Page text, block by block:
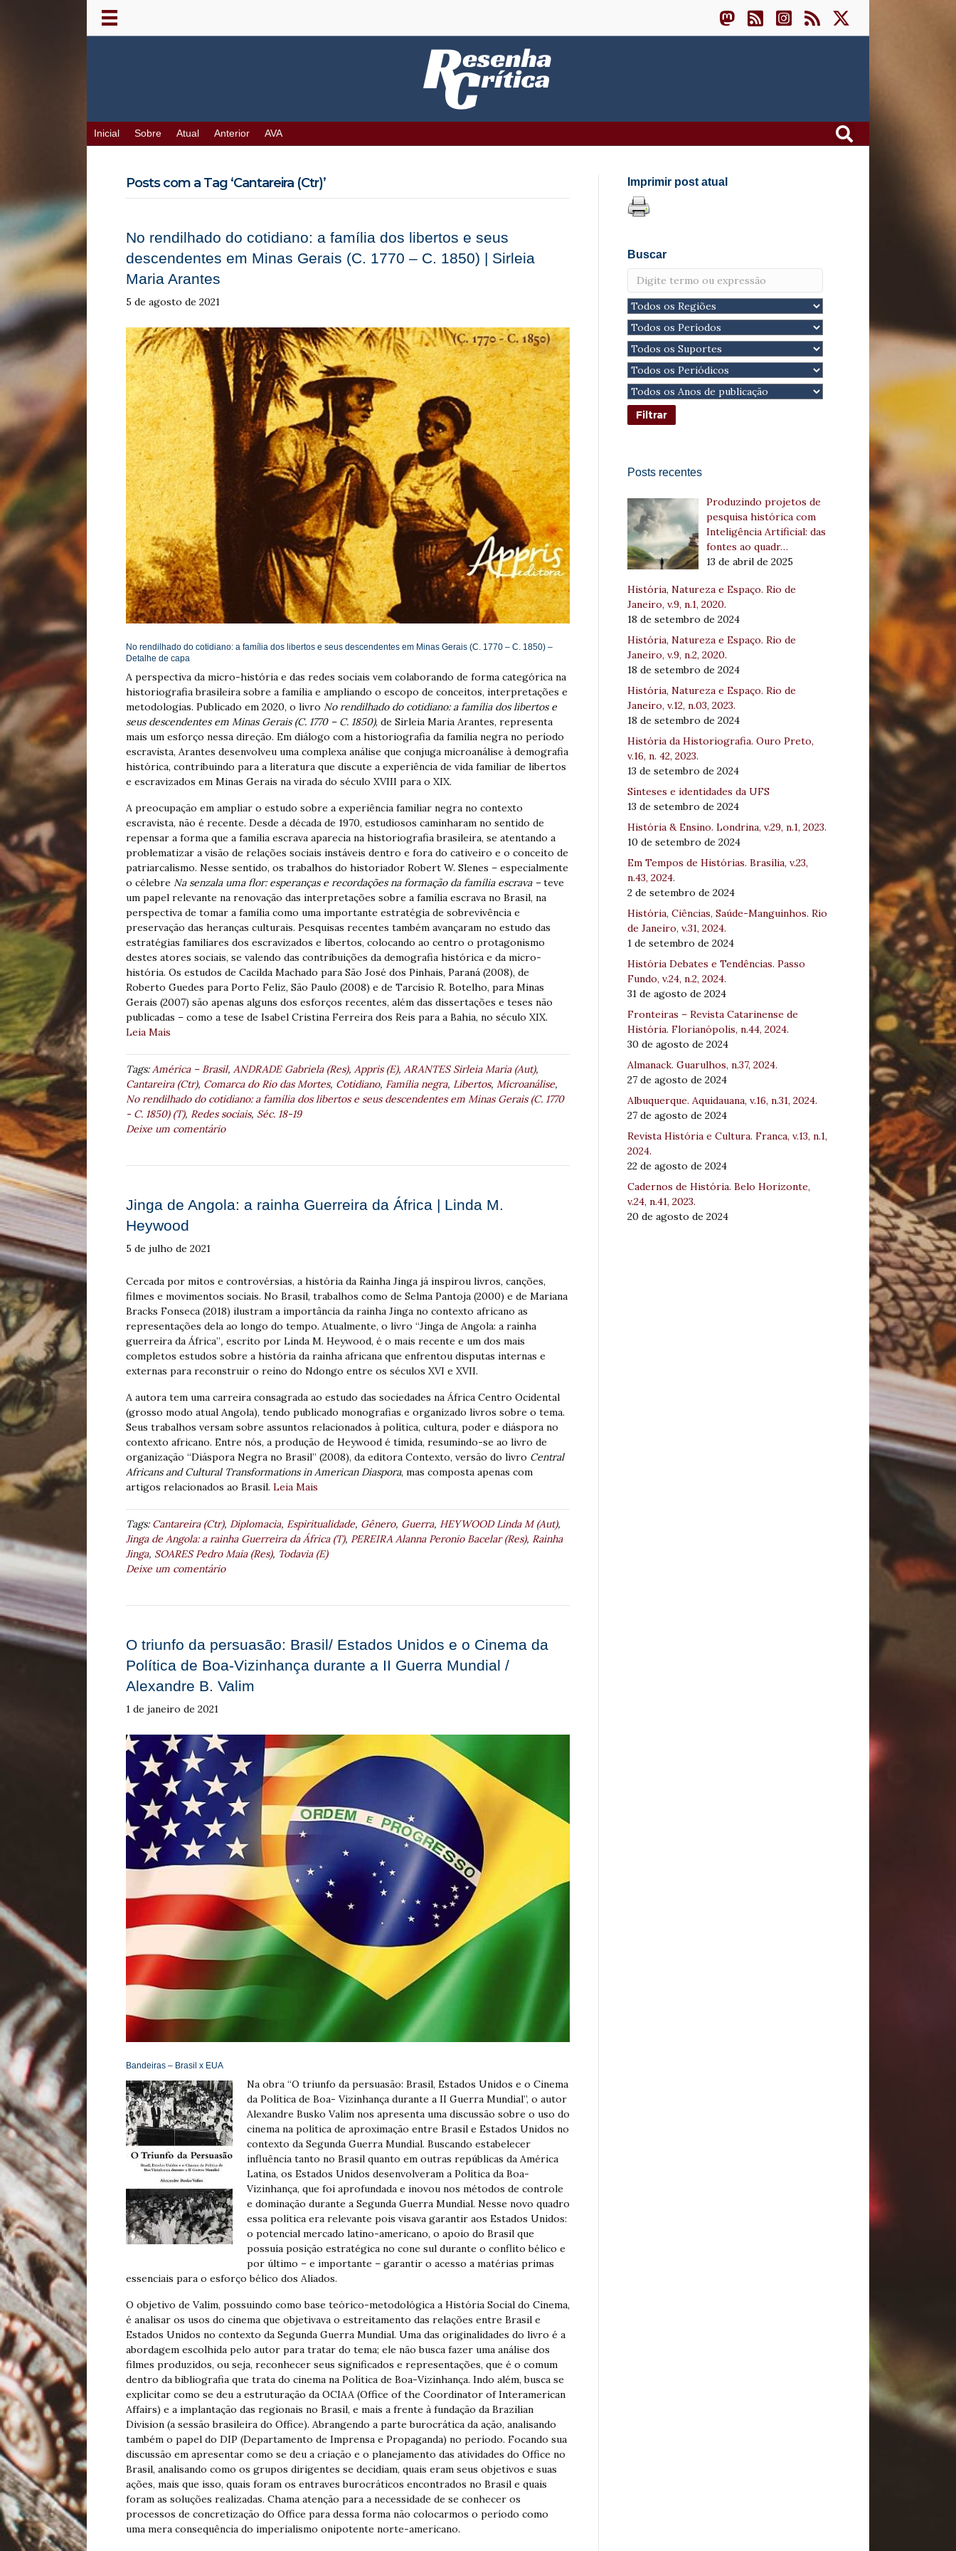
Inicial Sobre Atual Anterior AVA
Posts com a Tag ‘Cantareira (Ctr)’
No rendilhado do cotidiano: a família dos libertos e seus
descendentes em Minas Gerais (C. 1770 – C. 1850) | Sirleia
Maria Arantes
5 de agosto de 2021
No rendilhado do cotidiano: a família dos libertos e seus descendentes em Minas Gerais (C. 1770 – C. 1850) –
Detalhe de capa
A perspectiva da micro-história e das redes sociais vem colaborando de forma categórica na
historiografia brasileira sobre a família e ampliando o escopo de conceitos, interpretações e
metodologias. Publicado em 2020, o livro No rendilhado do cotidiano: a família dos libertos e
seus descendentes em Minas Gerais (C. 1770 – C. 1850), de Sirleia Maria Arantes, representa
mais um esforço nessa direção. Em diálogo com a historiografia da família negra no período
escravista, Arantes desenvolveu uma complexa análise que conjuga microanálise à demografia
histórica, contribuindo para a literatura que discute a experiência de vida familiar de libertos
e escravizados em Minas Gerais na virada do século XVIII para o XIX.
A preocupação em ampliar o estudo sobre a experiência familiar negra no contexto
escravista, não é recente. Desde a década de 1970, estudiosos caminharam no sentido de
repensar a forma que a família escrava aparecia na historiografia brasileira, se atentando a
problematizar a visão de relações sociais instáveis dentro e fora do cativeiro e o conceito de
patriarcalismo. Nesse sentido, os trabalhos do historiador Robert W. Slenes – especialmente
o célebre Na senzala uma flor: esperanças e recordações na formação da família escrava –teve
um papel relevante na renovação das interpretações sobre a família escrava no Brasil, na
perspectiva de tomar a família como uma importante estratégia de sobrevivência e
preservação das heranças culturais. Pesquisas recentes também avançaram no estudo das
estratégias familiares dos escravizados e libertos, colocando ao centro o protagonismo
destes atores sociais, se valendo das contribuições da demografia histórica e da micro-
história. Os estudos de Cacilda Machado para São José dos Pinhais, Paraná (2008), de
Roberto Guedes para Porto Feliz, São Paulo (2008) e de Tarcísio R. Botelho, para Minas
Gerais (2007) são apenas alguns dos esforços recentes, além das dissertações e teses não
publicadas – como a tese de Isabel Cristina Ferreira dos Reis para a Bahia, no século XIX.
Leia Mais
Tags:América – Brasil, ANDRADE Gabriela (Res), Appris (E), ARANTES Sirleia Maria (Aut),
Cantareira (Ctr), Comarca do Rio das Mortes, Cotidiano, Família negra, Libertos, Microanálise,
No rendilhado do cotidiano: a família dos libertos e seus descendentes em Minas Gerais (C. 1770
- C. 1850) (T), Redes sociais, Séc. 18-19
Deixe um comentário
Jinga de Angola: a rainha Guerreira da África | Linda M.
Heywood
5 de julho de 2021
Cercada por mitos e controvérsias, a história da Rainha Jinga já inspirou livros, canções,
filmes e movimentos sociais. No Brasil, trabalhos como de Selma Pantoja (2000) e de Mariana
Bracks Fonseca (2018) ilustram a importância da rainha Jinga no contexto africano as
representações dela ao longo do tempo. Atualmente, o livro “Jinga de Angola: a rainha
guerreira da África”, escrito por Linda M. Heywood, é o mais recente e um dos mais
completos estudos sobre a história da rainha africana que enfrentou disputas internas e
externas para reconstruir o reino do Ndongo entre os séculos XVI e XVII.
A autora tem uma carreira consagrada ao estudo das sociedades na África Centro Ocidental
(grosso modo atual Angola), tendo publicado monografias e organizado livros sobre o tema.
Seus trabalhos versam sobre assuntos relacionados à política, cultura, poder e diáspora no
contexto africano. Entre nós, a produção de Heywood é tímida, resumindo-se ao livro de
organização “Diáspora Negra no Brasil” (2008), da editora Contexto, versão do livro Central
Africans and Cultural Transformations in American Diaspora, mas composta apenas com
artigos relacionados ao Brasil. Leia Mais
Tags:Cantareira (Ctr), Diplomacia, Espiritualidade, Gênero, Guerra, HEYWOOD Linda M (Aut),
Jinga de Angola: a rainha Guerreira da África (T), PEREIRA Alanna Peronio Bacelar (Res), Rainha
Jinga, SOARES Pedro Maia (Res), Todavia (E)
Deixe um comentário
O triunfo da persuasão: Brasil/ Estados Unidos e o Cinema da
Política de Boa-Vizinhança durante a II Guerra Mundial /
Alexandre B. Valim
1 de janeiro de 2021
Bandeiras – Brasil x EUA
Na obra “O triunfo da persuasão: Brasil, Estados Unidos e o Cinema
da Política de Boa- Vizinhança durante a II Guerra Mundial”, o autor
Alexandre Busko Valim nos apresenta uma discussão sobre o uso do
cinema na política de aproximação entre Brasil e Estados Unidos no
contexto da Segunda Guerra Mundial. Buscando estabelecer
influência tanto no Brasil quanto em outras repúblicas da América
Latina, os Estados Unidos desenvolveram a Política da Boa-
Vizinhança, que foi aprofundada e inovou nos métodos de controle
e dominação durante a Segunda Guerra Mundial. Nesse novo quadro
essa política era relevante pois visava garantir aos Estados Unidos:
o potencial mercado latino-americano, o apoio do Brasil que
possuía posição estratégica no cone sul durante o conflito bélico e
por último – e importante – garantir o acesso a matérias primas
essenciais para o esforço bélico dos Aliados.
O objetivo de Valim, possuindo como base teórico-metodológica a História Social do Cinema,
é analisar os usos do cinema que objetivava o estreitamento das relações entre Brasil e
Estados Unidos no contexto da Segunda Guerra Mundial. Uma das originalidades do livro é a
abordagem escolhida pelo autor para tratar do tema; ele não busca fazer uma análise dos
filmes produzidos, ou seja, reconhecer seus significados e representações, que é o comum
dentro da bibliografia que trata do cinema na Política de Boa-Vizinhança. Indo além, busca se
explicitar como se deu a estruturação da OCIAA (Office of the Coordinator of Interamerican
Affairs) e a implantação das regionais no Brasil, e mais a frente à fundação da Brazilian
Division (a sessão brasileira do Office). Abrangendo a parte burocrática da ação, analisando
também o papel do DIP (Departamento de Imprensa e Propaganda) no período. Focando sua
discussão em apresentar como se deu a criação e o planejamento das atividades do Office no
Brasil, analisando como os grupos dirigentes se decidiam, quais eram seus objetivos e suas
ações, mais que isso, quais foram os entraves burocráticos encontrados no Brasil e quais
foram as soluções realizadas. Chama atenção para a necessidade de se conhecer os
processos de concretização do Office para dessa forma não colocarmos o período como
uma mera consequência do imperialismo onipotente norte-americano.
Imprimir post atual
Buscar
Posts recentes
Produzindo projetos de
pesquisa histórica com
Inteligência Artificial: das
fontes ao quadr…
13 de abril de 2025
História, Natureza e Espaço. Rio de
Janeiro, v.9, n.1, 2020.
18 de setembro de 2024
História, Natureza e Espaço. Rio de
Janeiro, v.9, n.2, 2020.
18 de setembro de 2024
História, Natureza e Espaço. Rio de
Janeiro, v.12, n.03, 2023.
18 de setembro de 2024
História da Historiografia. Ouro Preto,
v.16, n. 42, 2023.
13 de setembro de 2024
Sínteses e identidades da UFS
13 de setembro de 2024
História & Ensino. Londrina, v.29, n.1, 2023.
10 de setembro de 2024
Em Tempos de Histórias. Brasília, v.23,
n.43, 2024.
2 de setembro de 2024
História, Ciências, Saúde-Manguinhos. Rio
de Janeiro, v.31, 2024.
1 de setembro de 2024
História Debates e Tendências. Passo
Fundo, v.24, n.2, 2024.
31 de agosto de 2024
Fronteiras – Revista Catarinense de
História. Florianópolis, n.44, 2024.
30 de agosto de 2024
Almanack. Guarulhos, n.37, 2024.
27 de agosto de 2024
Albuquerque. Aquidauana, v.16, n.31, 2024.
27 de agosto de 2024
Revista História e Cultura. Franca, v.13, n.1,
2024.
22 de agosto de 2024
Cadernos de História. Belo Horizonte,
v.24, n.41, 2023.
20 de agosto de 2024